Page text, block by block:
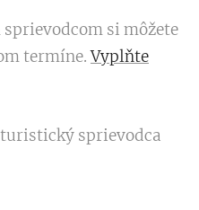
si môžete
termíne.Vyplňte
sprievodca